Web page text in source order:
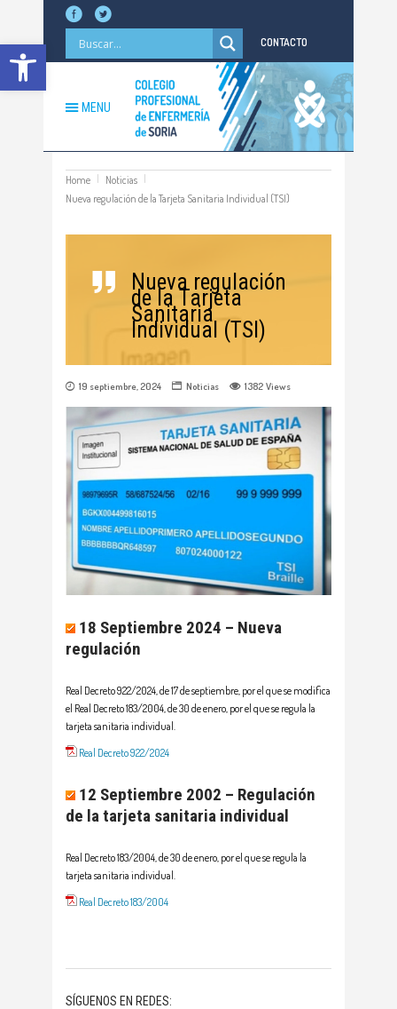
Abrir barra de herramientas CONTACTO
MENU
Home
Noticias
Nueva regulación de la Tarjeta Sanitaria Individual (TSI)
Nueva regulación
de la Tarjeta
Sanitaria
Individual (TSI)
19 septiembre, 2024 Noticias 1382 Views
18 Septiembre 2024 – Nueva
regulación
Real Decreto 922/2024, de 17 de septiembre, por el que se modifica
el Real Decreto 183/2004, de 30 de enero, por el que se regula la
tarjeta sanitaria individual.
Real Decreto 922/2024
12 Septiembre 2002 – Regulación
de la tarjeta sanitaria individual
Real Decreto 183/2004, de 30 de enero, por el que se regula la
tarjeta sanitaria individual.
Real Decreto 183/2004
SÍGUENOS EN REDES: